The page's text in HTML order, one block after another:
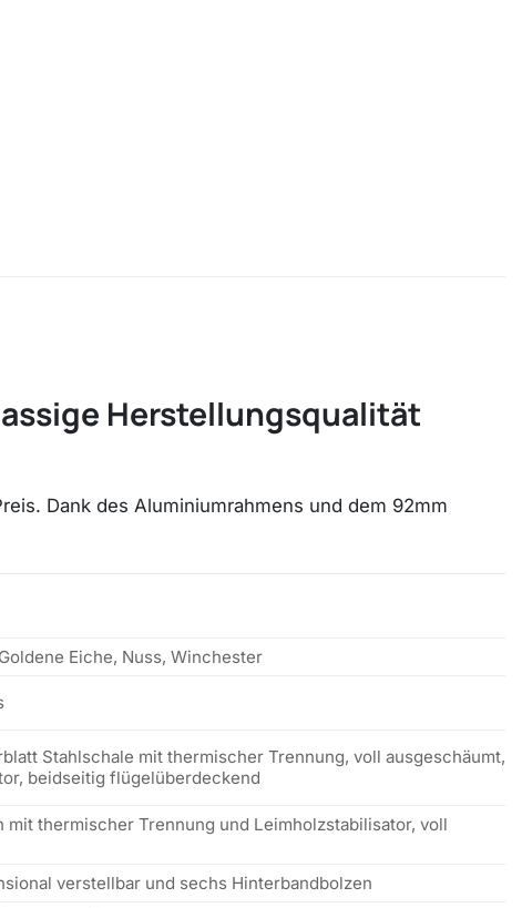
Herstellungsqualität
Dank des Aluminiumrahmens und dem 92mm
Eiche, Nuss, Winchester
Stahlschale mit thermischer Trennung, voll ausgeschäumt,
beidseitig flügelüberdeckend
mit thermischer Trennung und Leimholzstabilisator, voll
verstellbar und sechs Hinterbandbolzen